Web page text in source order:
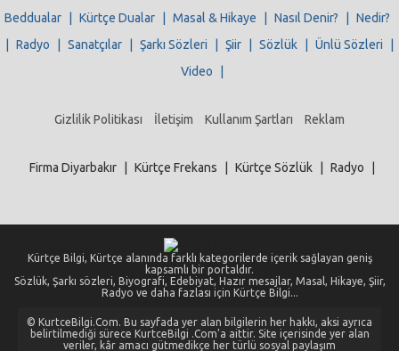
Beddualar
Kürtçe Dualar Masal & Hikaye Nasıl Denir?
Nedir?
Radyo Sanatçılar Şarkı Sözleri Şiir Sözlük Ünlü Sözleri
Video
Gizlilik Politikası İletişim Kullanım Şartları Reklam
Firma Diyarbakır Kürtçe Frekans Kürtçe Sözlük Radyo
Kürtçe Bilgi, Kürtçe alanında farklı kategorilerde içerik sağlayan geniş
kapsamlı bir portaldır.
Sözlük, Şarkı sözleri, Biyografi, Edebiyat, Hazır mesajlar, Masal, Hikaye, Şiir,
Radyo ve daha fazlası için Kürtçe Bilgi...
© KurtceBilgi.Com. Bu sayfada yer alan bilgilerin her hakkı, aksi ayrıca
belirtilmediği sürece KurtceBilgi .Com'a aittir. Site içerisinde yer alan
veriler, kâr amacı gütmedikçe her türlü sosyal paylaşım